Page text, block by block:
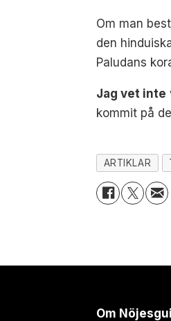
Om man
den
Paludans
Jag vet inte
kommit på
ARTIKLAR
Om